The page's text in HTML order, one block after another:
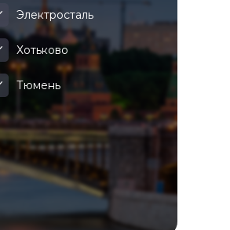
Электросталь
Хотьково
Тюмень